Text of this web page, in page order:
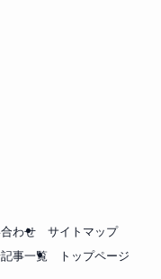
わせ
サイトマップ
事一覧 トップページ